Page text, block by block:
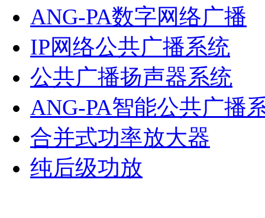
ANG-PA数字网络广播
IP网络公共广播系统
公共广播扬声器系统
ANG-PA智能公共广播
合并式功率放大器
纯后级功放